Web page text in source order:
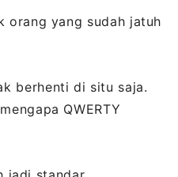
orang yang sudah jatuh
berhenti di situ saja.
QWERTY